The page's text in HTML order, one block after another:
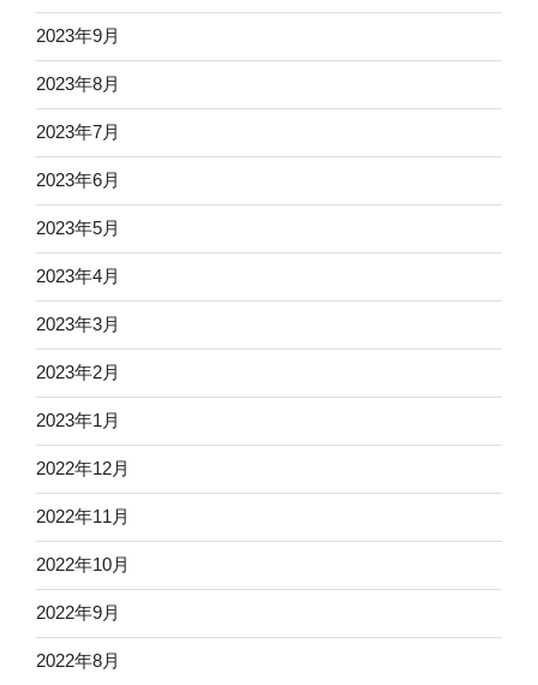
2023年9月
2023年8月
2023年7月
2023年6月
2023年5月
2023年4月
2023年3月
2023年2月
2023年1月
2022年12月
2022年11月
2022年10月
2022年9月
2022年8月